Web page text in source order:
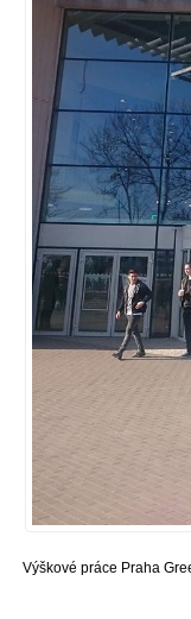
Výškové práce Praha